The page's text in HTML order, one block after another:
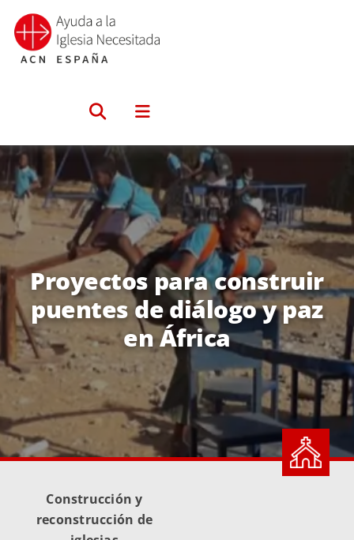
Saltar
contenido
Proyectos para construir
puentes de diálogo y paz
en África
Construcción y
reconstrucción de